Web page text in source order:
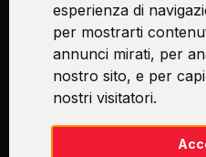
esperienza di
per mostrarti
annunci mirati, per
nostro sito, e per
nostri visitatori.
Swirl logoTM je ochranná známka
je registrovanou ochrannou
registrovanou ochrannou známkou